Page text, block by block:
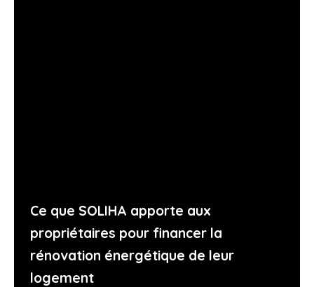
Ce que SOLIHA apporte aux
propriétaires pour financer la
rénovation énergétique de leur
logement